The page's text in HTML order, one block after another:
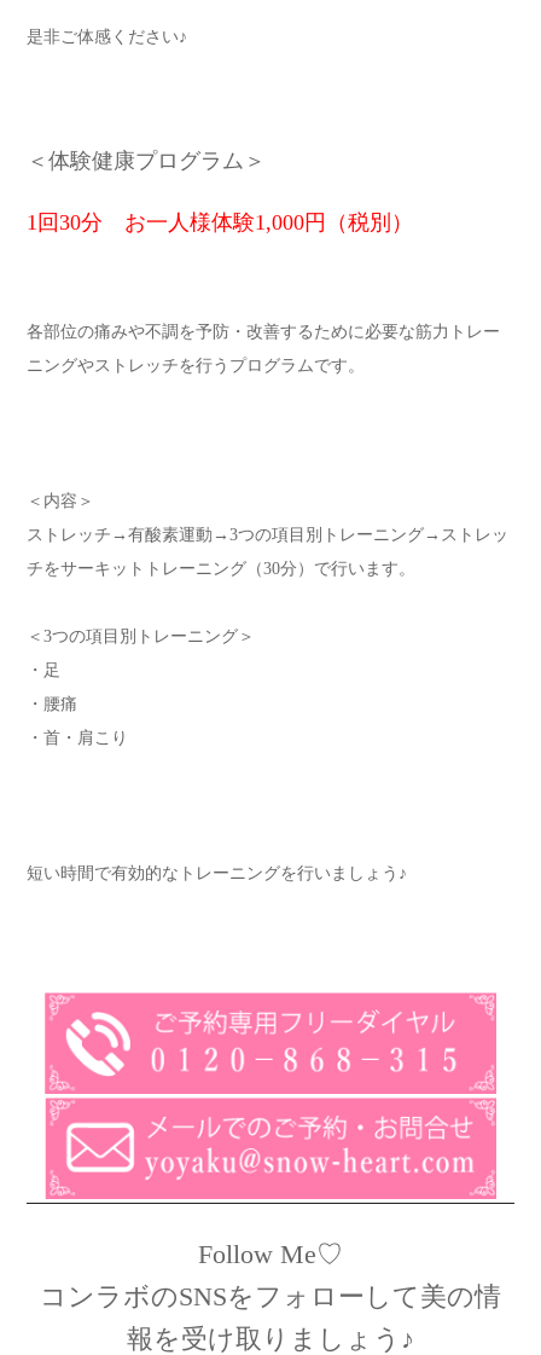
是非ご体感ください♪
＜体験健康プログラム＞
1回30分 お一人様体験1,000円（税別）
各部位の痛みや不調を予防・改善するために必要な筋力トレー
ニングやストレッチを行うプログラムです。
＜内容＞
ストレッチ→有酸素運動→3つの項目別トレーニング→ストレッ
チをサーキットトレーニング（30分）で行います。
＜3つの項目別トレーニング＞
・足
・腰痛
・首・肩こり
短い時間で有効的なトレーニングを行いましょう♪
Follow Me♡
コンラボのSNSをフォローして美の情
報を受け取りましょう♪